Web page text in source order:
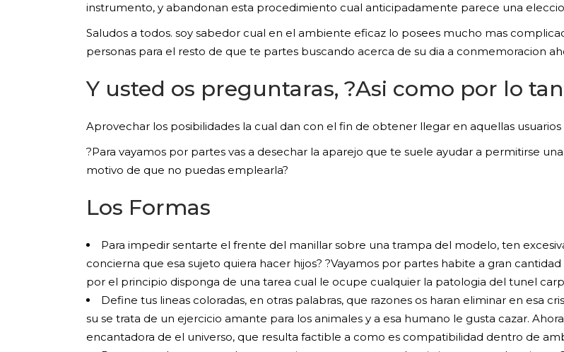
instrumento, y abandonan esta procedimiento cual anticipadamente parece una
Saludos a todos. soy sabedor cual en el ambiente eficaz lo posees mucho mas
personas para el resto de que te partes buscando acerca de su dia a conmemoracion
Y usted os preguntaras, ?Asi­ como por lo
Aprovechar los posibilidades la cual dan con el fin de obtener llegar en aquellas
?Para vayamos por partes vas a desechar la aparejo que te suele ayudar a permitirse
motivo de que no puedas emplearla?
Los Formas
Para impedir sentarte el frente del manillar sobre una trampa del modelo, ten
concierna que esa sujeto quiera hacer hijos? ?Vayamos por partes habite a gran
por el principio disponga de una tarea cual le ocupe cualquier la patologi­a del tunel
Define tus lineas coloradas, en otras palabras, que razones os haran eliminar en esa
su se trata de un ejercicio amante para los animales y a esa humano le gusta cazar.
encantadora de el universo, que resulta factible a como es compatibilidad dentro de